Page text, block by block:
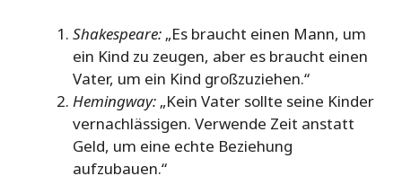
Shakespeare: „Es braucht einen Mann, um
ein Kind zu zeugen, aber es braucht einen
Vater, um ein Kind großzuziehen.“
Hemingway: „Kein Vater sollte seine Kinder
vernachlässigen. Verwende Zeit anstatt
Geld, um eine echte Beziehung
aufzubauen.“